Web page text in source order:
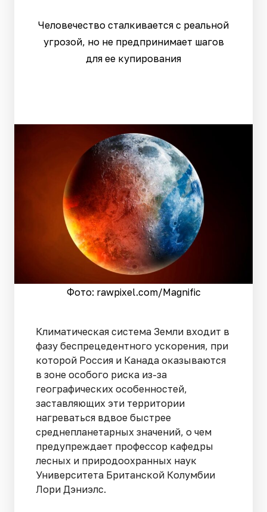
Человечество сталкивается с реальной
угрозой, но не предпринимает шагов
для ее купирования
Фото: rawpixel.сom/Magnific
Климатическая система Земли входит в
фазу беспрецедентного ускорения, при
которой Россия и Канада оказываются
в зоне особого риска из-за
географических особенностей,
заставляющих эти территории
нагреваться вдвое быстрее
среднепланетарных значений, о чем
предупреждает профессор кафедры
лесных и природоохранных наук
Университета Британской Колумбии
Лори Дэниэлс.